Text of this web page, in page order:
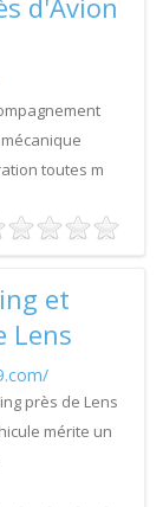
d'Avion
toutes m
et
Lens
près de Lens
mérite un